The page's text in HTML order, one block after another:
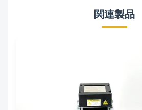
関連製品